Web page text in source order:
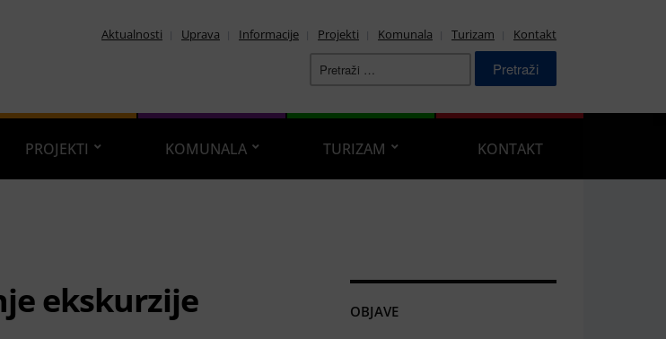
Aktualnosti Uprava Informacije Projekti Komunala Turizam Kontakt
Pretraži:
PROJEKTI KOMUNALA TURIZAM KONTAKT
ekskurzije OBJAVE